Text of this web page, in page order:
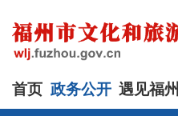
首页 政务公开 遇见福州